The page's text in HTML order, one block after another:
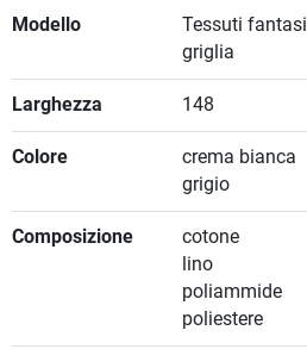
Modello
Tessuti
griglia
Larghezza 148
Colore
crema bianca
grigio
Composizione
cotone
lino
poliammide
poliestere